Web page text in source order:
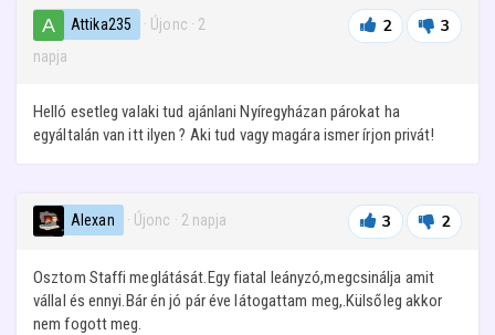
Attika235 · Újonc · 2
napja
2 3
Helló esetleg valaki tud ajánlani Nyíregyházan párokat ha
egyáltalán van itt ilyen ? Aki tud vagy magára ismer írjon privát!
Alexan · Újonc · 2 napja 3 2
Osztom Staffi meglátását.Egy fiatal leányzó,megcsinálja amit
vállal és ennyi.Bár én jó pár éve látogattam meg,.Külsőleg akkor
nem fogott meg.